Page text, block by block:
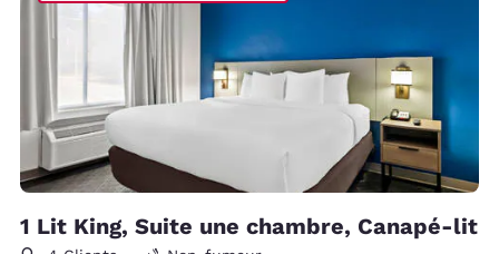
1 Lit King, Suite une chambre, Canapé-lit